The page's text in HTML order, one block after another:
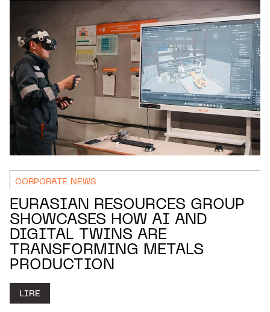
CORPORATE NEWS
EURASIAN RESOURCES GROUP
SHOWCASES HOW AI AND
DIGITAL TWINS ARE
TRANSFORMING METALS
PRODUCTION
LIRE